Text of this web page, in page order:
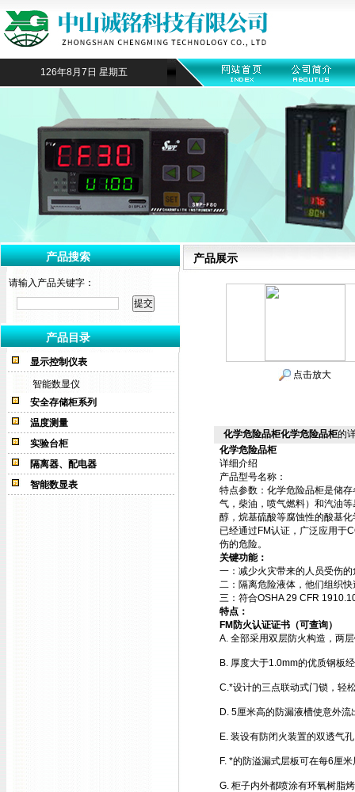
126年8月7日 星期五
产品搜索
请输入产品关键字：
产品目录
显示控制仪表
智能数显仪
安全存储柜系列
温度测量
实验台柜
隔离器、配电器
智能数显表
产品展示
点击放大
化学危险品柜化学危险品柜的
化学危险品柜
详细介绍
产品型号名称：
特点参数： 化学危险品柜是储存
气，柴油，喷气燃料）和汽油
醇，烷基硫酸等腐蚀性的酸基
已经通过FM认证，广泛应用于
伤的危险。
关键功能：
一：减少火灾带来的人员受伤的
二：隔离危险液体，他们组织
三：符合OSHA 29 CFR
特点：
FM防火认证证书（可查询）
A. 全部采用双层防火构造，两
B. 厚度大于1.0mm的优质钢板
C.*设计的三点联动式门锁，轻
D. 5厘米高的防漏液槽使意外流
E. 装设有防闭火装置的双透气孔
F. *的防溢漏式层板可在每6厘
G. 柜子内外都喷涂有环氧树脂